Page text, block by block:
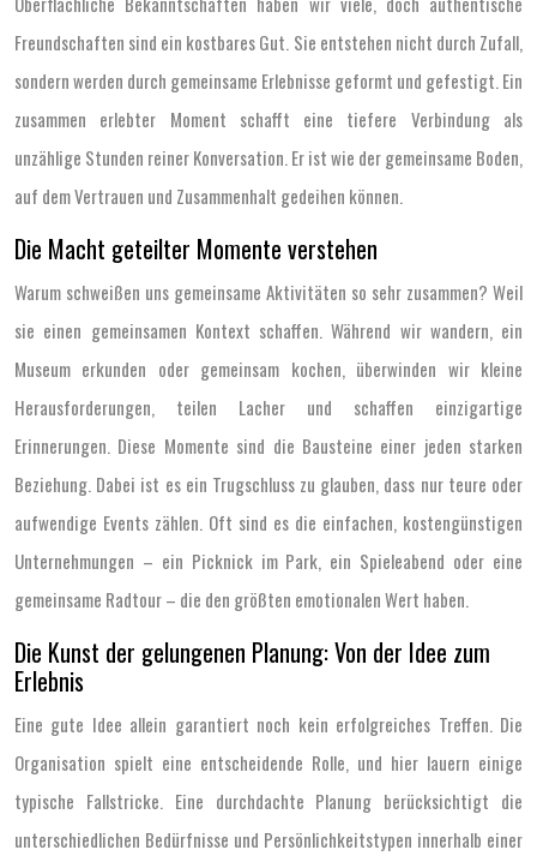
Freundschaften sind ein kostbares Gut. Sie entstehen nicht durch Zufall,
sondern werden durch gemeinsame Erlebnisse geformt und gefestigt. Ein
zusammen erlebter Moment schafft eine tiefere Verbindung als
unzählige Stunden reiner Konversation. Er ist wie der gemeinsame Boden,
auf dem Vertrauen und Zusammenhalt gedeihen können.
Die Macht geteilter Momente verstehen
Warum schweißen uns gemeinsame Aktivitäten so sehr zusammen? Weil
sie einen gemeinsamen Kontext schaffen. Während wir wandern, ein
Museum erkunden oder gemeinsam kochen, überwinden wir kleine
Herausforderungen, teilen Lacher und schaffen einzigartige
Erinnerungen. Diese Momente sind die Bausteine einer jeden starken
Beziehung. Dabei ist es ein Trugschluss zu glauben, dass nur teure oder
aufwendige Events zählen. Oft sind es die einfachen, kostengünstigen
Unternehmungen – ein Picknick im Park, ein Spieleabend oder eine
gemeinsame Radtour – die den größten emotionalen Wert haben.
Die Kunst der gelungenen Planung: Von der Idee zum
Erlebnis
Eine gute Idee allein garantiert noch kein erfolgreiches Treffen. Die
Organisation spielt eine entscheidende Rolle, und hier lauern einige
typische Fallstricke. Eine durchdachte Planung berücksichtigt die
unterschiedlichen Bedürfnisse und Persönlichkeitstypen innerhalb einer